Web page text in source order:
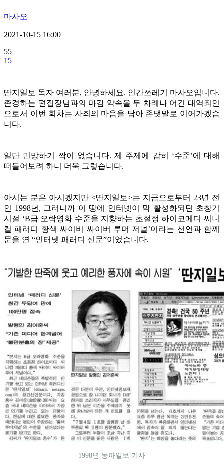
마사오
2021-10-15 16:00
55
15
딴지일보 독자 여러분, 안녕하세요. 인간쓰레기 마사오입니다.
존경하는 편집장님과의 마감 약속을 두 차례나 어긴 대역죄인
으로서 이번 회차는 사죄의 마음을 담아 존댓말로 이어가겠습
니다.
일단 민망하기 짝이 없습니다. 제 주제에 감히 ‘수준’에 대해
떠들어보려 하니 더욱 그렇습니다.
아시는 분은 아시겠지만 <딴지일보>는 지금으로부터 23년 전
인 1998년, 그러니까 이 땅에 인터넷이 막 활성화되던 초창기
시절 ‘B급 오락영화 수준을 지향하는 초절정 하이코메디 씨니
컬 패러디 황색 싸이비 싸이버 루머 저널’이라는 선언과 함께
문을 연 “인터넷 패러디 신문”이었습니다.
1998년 동아일보 기사